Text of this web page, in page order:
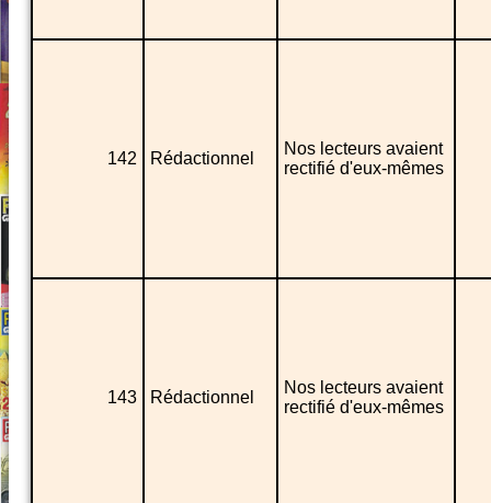
142 Rédactionnel
Nos lecteurs avaient
rectifié d'eux-mêmes
143 Rédactionnel
Nos lecteurs avaient
rectifié d'eux-mêmes